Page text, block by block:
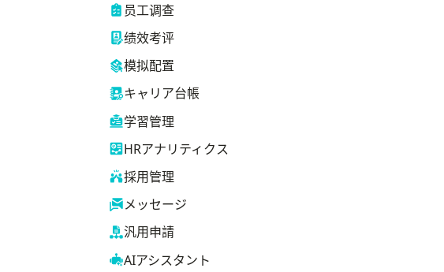
员工调查
绩效考评
模拟配置
キャリア台帳
学習管理
HRアナリティクス
採用管理
メッセージ
汎用申請
AIアシスタント